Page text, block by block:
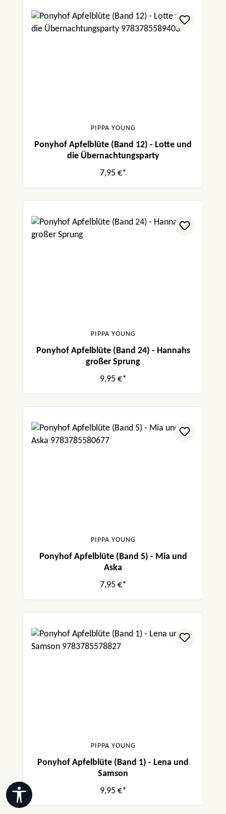
PIPPA YOUNG
Ponyhof Apfelblüte (Band 12) - Lotte und
die Übernachtungsparty
7,95 €*
PIPPA YOUNG
Ponyhof Apfelblüte (Band 24) - Hannahs
großer Sprung
9,95 €*
PIPPA YOUNG
Ponyhof Apfelblüte (Band 5) - Mia und
Aska
7,95 €*
PIPPA YOUNG
Ponyhof Apfelblüte (Band 1) - Lena und
Samson
9,95 €*
Werkzeugleiste anzeigen